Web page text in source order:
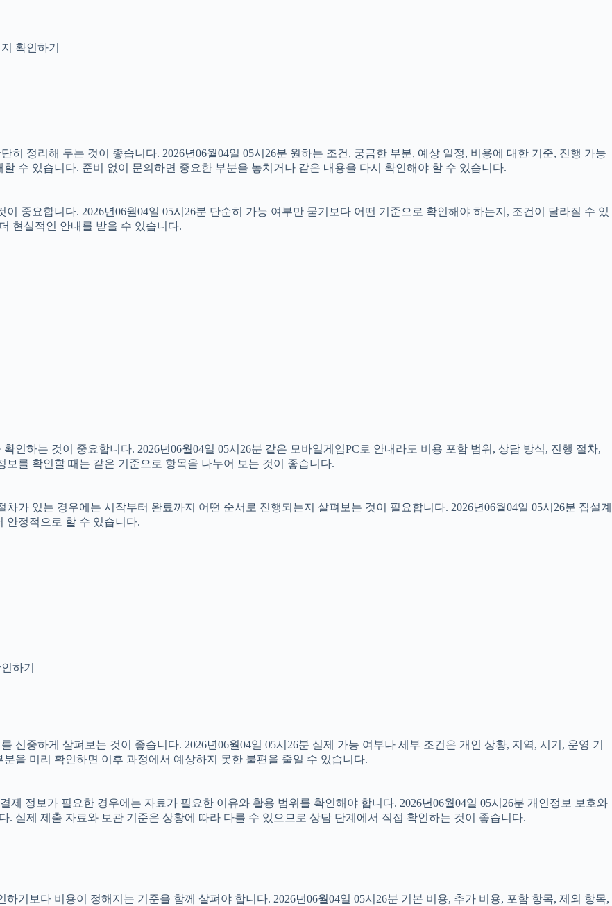
확인하기
정리해 두는 것이 좋습니다. 2026년06월04일 05시26분 원하는 조건, 궁금한 부분, 예상 일정, 비용에 대한 기준, 진행 가능
수 있습니다. 준비 없이 문의하면 중요한 부분을 놓치거나 같은 내용을 다시 확인해야 할 수 있습니다.
중요합니다. 2026년06월04일 05시26분 단순히 가능 여부만 묻기보다 어떤 기준으로 확인해야 하는지, 조건이 달라질 수 있
현실적인 안내를 받을 수 있습니다.
인하는 것이 중요합니다. 2026년06월04일 05시26분 같은 모바일게임PC로 안내라도 비용 포함 범위, 상담 방식, 진행 절차,
를 확인할 때는 같은 기준으로 항목을 나누어 보는 것이 좋습니다.
가 있는 경우에는 시작부터 완료까지 어떤 순서로 진행되는지 살펴보는 것이 필요합니다. 2026년06월04일 05시26분 집설계
안정적으로 할 수 있습니다.
하기
신중하게 살펴보는 것이 좋습니다. 2026년06월04일 05시26분 실제 가능 여부나 세부 조건은 개인 상황, 지역, 시기, 운영 기
을 미리 확인하면 이후 과정에서 예상하지 못한 불편을 줄일 수 있습니다.
제 정보가 필요한 경우에는 자료가 필요한 이유와 활용 범위를 확인해야 합니다. 2026년06월04일 05시26분 개인정보 보호와
. 실제 제출 자료와 보관 기준은 상황에 따라 다를 수 있으므로 상담 단계에서 직접 확인하는 것이 좋습니다.
기보다 비용이 정해지는 기준을 함께 살펴야 합니다. 2026년06월04일 05시26분 기본 비용, 추가 비용, 포함 항목, 제외 항목,